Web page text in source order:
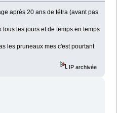
après 20 ans de tétra (avant pas
les jours et de temps en temps
les pruneaux mes c'est pourtant
IP archivée